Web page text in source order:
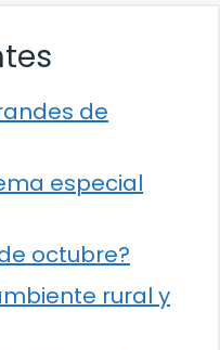
de
especial
octubre?
rural y